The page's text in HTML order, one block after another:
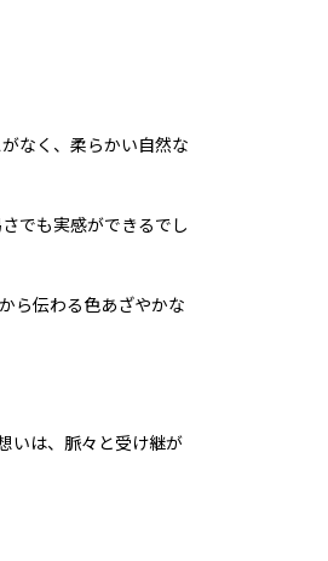
なく、柔らかい自然な
でも実感ができるでし
ら伝わる色あざやかな
いは、脈々と受け継が